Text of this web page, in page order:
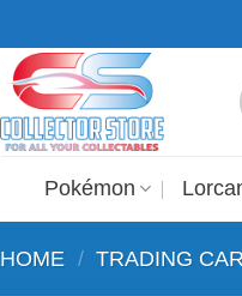
Pokémon
HOME / TRADING